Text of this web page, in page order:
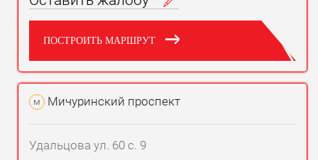
ПОСТРОИТЬ МАРШРУТ
м Мичуринский проспект
Удальцова ул. 60 с. 9